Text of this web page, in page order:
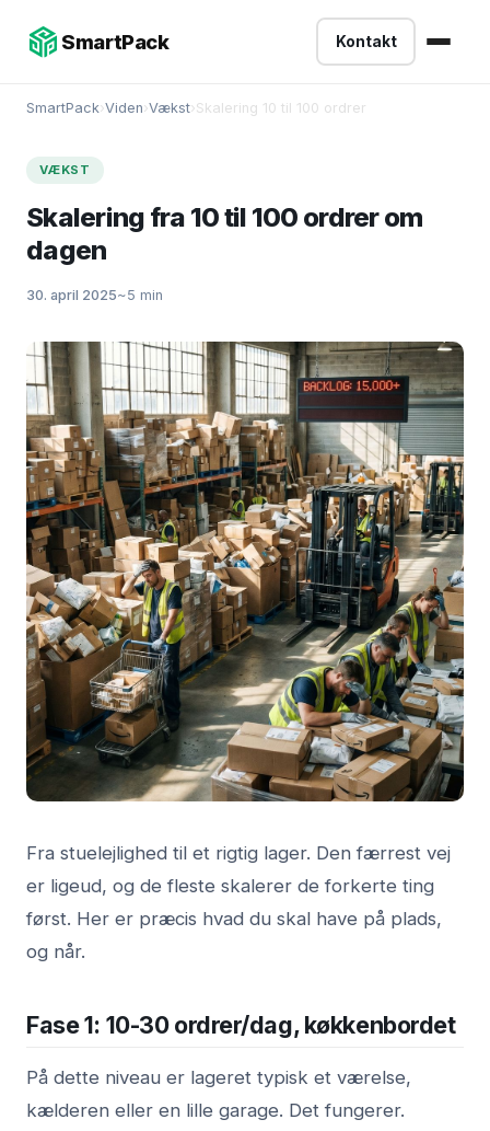
SmartPack Kontakt
SmartPack›Viden›Vækst›Skalering 10 til 100 ordrer
VÆKST
Skalering fra 10 til 100 ordrer om
dagen
30. april 2025~5 min
Fra stuelejlighed til et rigtig lager. Den færrest vej
er ligeud, og de fleste skalerer de forkerte ting
først. Her er præcis hvad du skal have på plads,
og når.
Fase 1: 10-30 ordrer/dag, køkkenbordet
På dette niveau er lageret typisk et værelse,
kælderen eller en lille garage. Det fungerer.